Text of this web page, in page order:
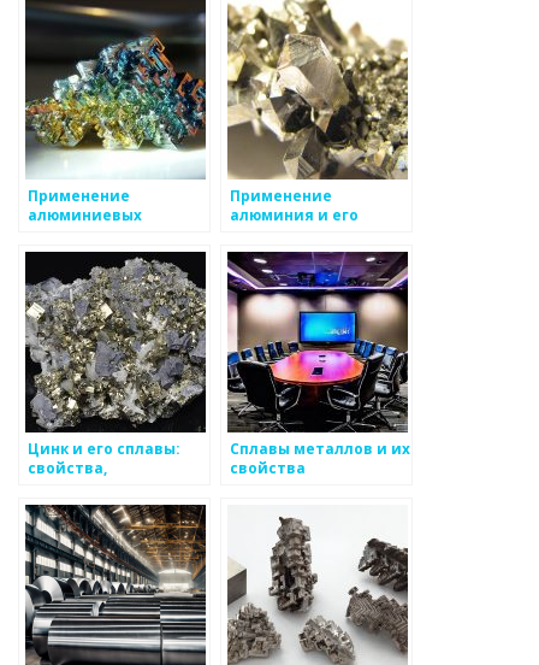
Применение
алюминиевых
космической
промышленности
Применение
алюминия и его
промышленности
Цинк и его сплавы:
свойства,
особенности
Сплавы металлов и их
свойства